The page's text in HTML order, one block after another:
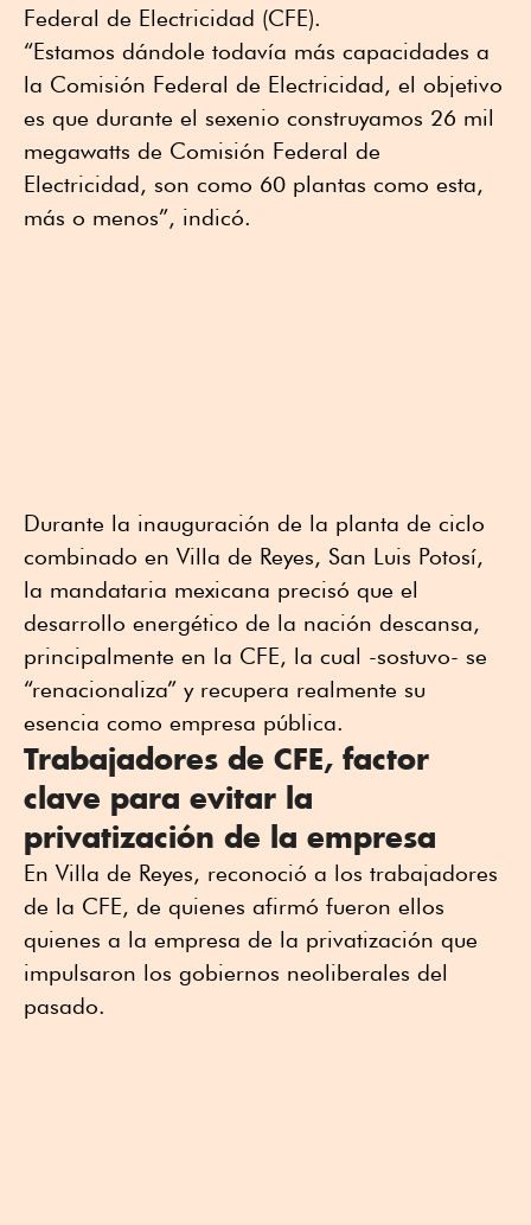
Federal de Electricidad (CFE).
“Estamos dándole todavía más capacidades a
la Comisión Federal de Electricidad, el objetivo
es que durante el sexenio construyamos 26 mil
megawatts de Comisión Federal de
Electricidad, son como 60 plantas como esta,
más o menos”, indicó.
Durante la inauguración de la planta de ciclo
combinado en Villa de Reyes, San Luis Potosí,
la mandataria mexicana precisó que el
desarrollo energético de la nación descansa,
principalmente en la CFE, la cual -sostuvo- se
“renacionaliza” y recupera realmente su
esencia como empresa pública.
Trabajadores de CFE, factor
clave para evitar la
privatización de la empresa
En Villa de Reyes, reconoció a los trabajadores
de la CFE, de quienes afirmó fueron ellos
quienes a la empresa de la privatización que
impulsaron los gobiernos neoliberales del
pasado.